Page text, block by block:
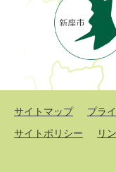
サイトマップ プラ
サイトポリシー
リ